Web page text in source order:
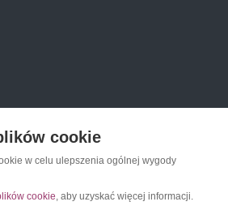
cookie
w celu ulepszenia ogólnej wygody
cookie, aby uzyskać więcej informacji.